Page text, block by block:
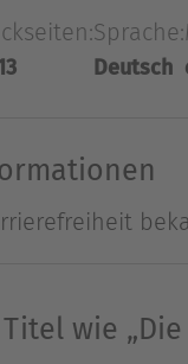
Sprache:
Deutsch
wie